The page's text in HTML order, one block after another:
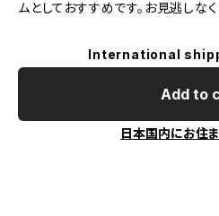
ムとしておすすめです。お見逃しなく
International
Add to
日本国内にお住